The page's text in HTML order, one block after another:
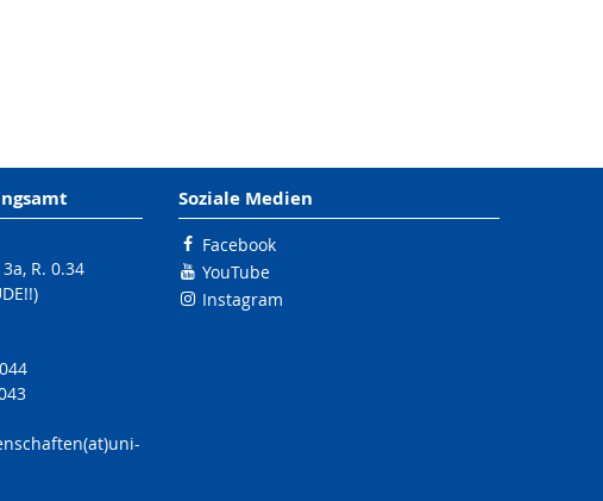
R. 0.34
Soziale Medien
Facebook
YouTube
Instagram